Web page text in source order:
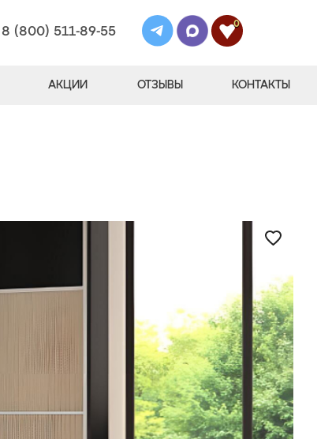
8 (800) 511-89-55
0
АКЦИИ ОТЗЫВЫ КОНТАКТЫ